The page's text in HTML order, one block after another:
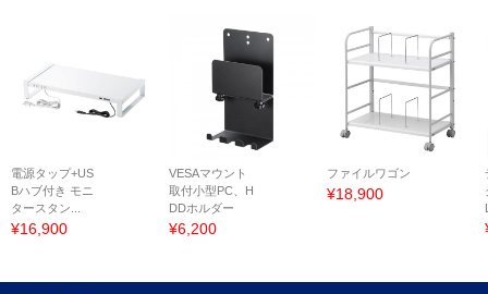
電源タップ+US
Bハブ付き モニ
タースタン...
¥16,900
VESAマウント
取付小型PC、H
DDホルダー
¥6,200
ファイルワゴン
¥18,900